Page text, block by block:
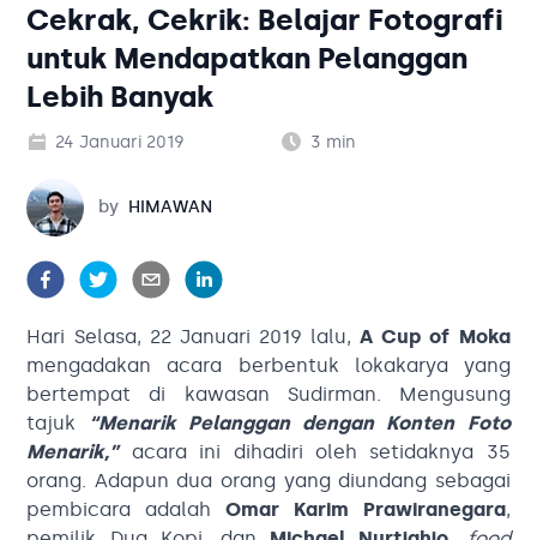
Kategori Blog
Cekrak, Cekrik: Belajar Fotografi
untuk Mendapatkan Pelanggan
Lebih Banyak
24 Januari 2019 3 min
Himawan
by HIMAWAN
Hari Selasa, 22 Januari 2019 lalu,A Cup of Moka
mengadakan acara berbentuk lokakarya yang
bertempat di kawasan Sudirman. Mengusung
tajuk
“Menarik Pelanggan dengan Konten Foto
Menarik,” acara ini dihadiri oleh setidaknya 35
orang. Adapun dua orang yang diundang sebagai
pembicara adalah Omar Karim Prawiranegara,